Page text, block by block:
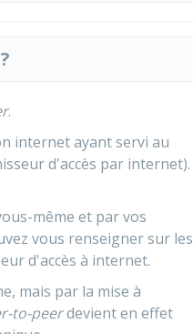
.
internet ayant servi au
d'accès par internet).
même et par vos
vous renseigner sur les
d'accès à internet.
mais par la mise à
to-peerdevient en effet